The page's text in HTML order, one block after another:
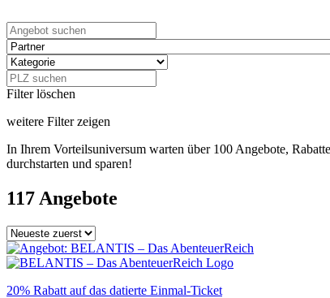
Filter löschen
weitere Filter zeigen
In Ihrem Vorteilsuniversum warten über 100 Angebote,
durchstarten und sparen!
117 Angebote
20% Rabatt auf das datierte Einmal-Ticket